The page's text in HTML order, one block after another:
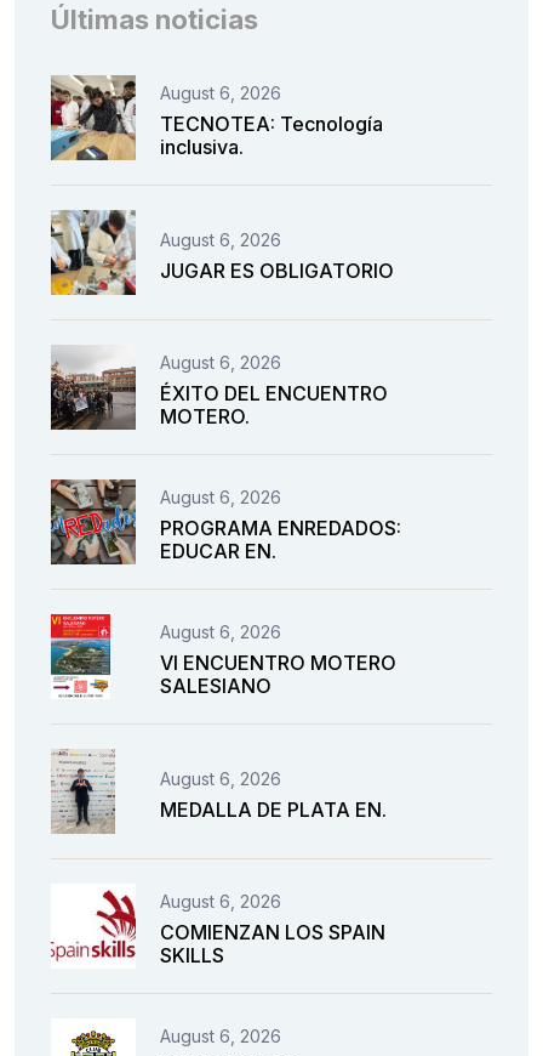
Últimas noticias
August 6, 2026
TECNOTEA: Tecnología
inclusiva.
August 6, 2026
JUGAR ES OBLIGATORIO
August 6, 2026
ÉXITO DEL ENCUENTRO
MOTERO.
August 6, 2026
PROGRAMA ENREDADOS:
EDUCAR EN.
August 6, 2026
VI ENCUENTRO MOTERO
SALESIANO
August 6, 2026
MEDALLA DE PLATA EN.
August 6, 2026
COMIENZAN LOS SPAIN
SKILLS
August 6, 2026